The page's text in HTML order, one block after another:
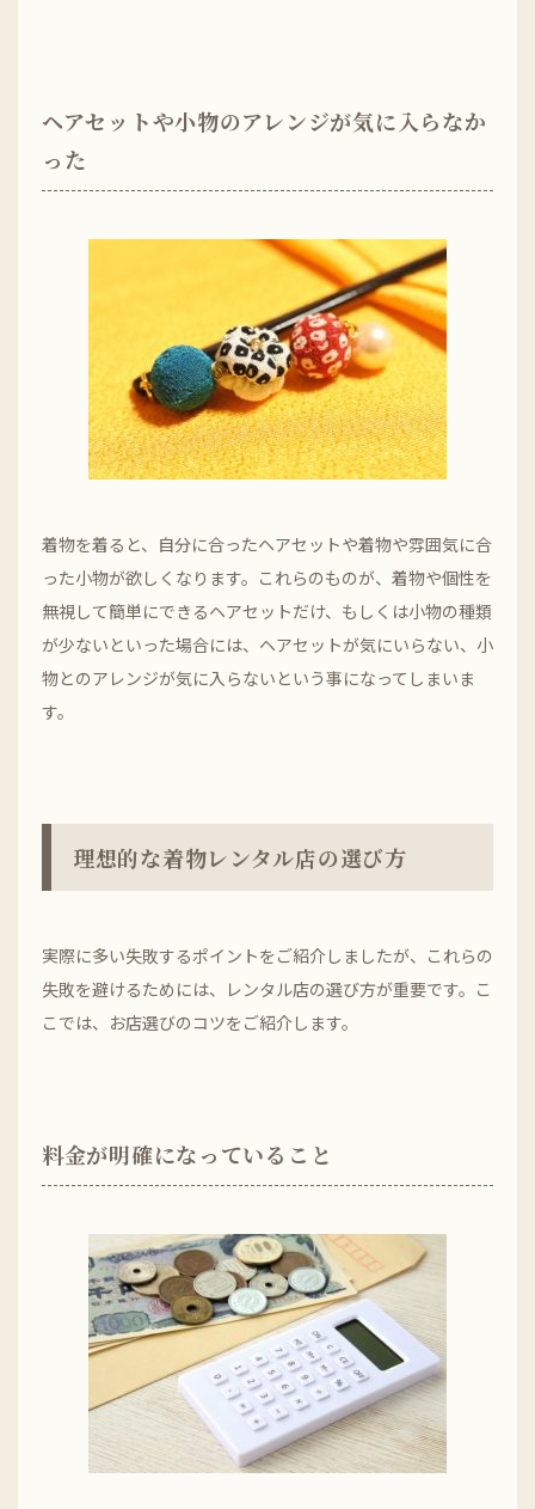
ヘアセットや小物のアレンジが気に入らなか
った
着物を着ると、自分に合ったヘアセットや着物や雰囲気に合
った小物が欲しくなります。これらのものが、着物や個性を
無視して簡単にできるヘアセットだけ、もしくは小物の種類
が少ないといった場合には、ヘアセットが気にいらない、小
物とのアレンジが気に入らないという事になってしまいま
す。
理想的な着物レンタル店の選び方
実際に多い失敗するポイントをご紹介しましたが、これらの
失敗を避けるためには、レンタル店の選び方が重要です。こ
こでは、お店選びのコツをご紹介します。
料金が明確になっていること